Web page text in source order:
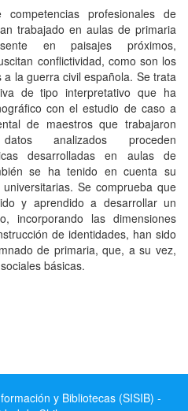
profesionales de
trabajado en aulas de primaria
en paisajes próximos,
conflictividad, como son los
la guerra civil española. Se trata
de tipo interpretativo que ha
con el estudio de caso a
de maestros que trabajaron
analizados proceden
desarrolladas en aulas de
se ha tenido en cuenta su
Se comprueba que
y aprendido a desarrollar un
incorporando las dimensiones
de identidades, han sido
de primaria, que, a su vez,
básicas.
y Bibliotecas (SISIB) -